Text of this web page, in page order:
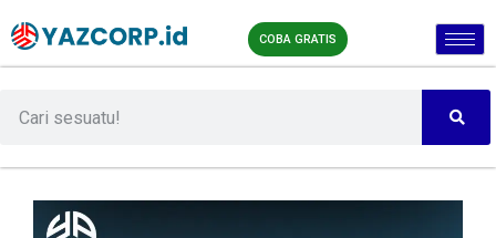
COBA GRATIS